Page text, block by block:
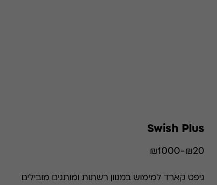
Swish Plus
₪20-₪1000
גיפט קארד למימוש במגוון רשתות ומותגים מובילים